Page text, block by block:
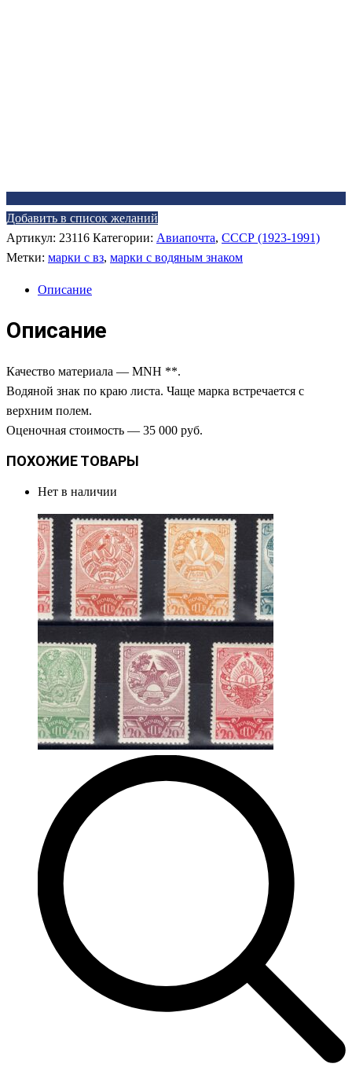
Добавить в список желаний
Артикул: 23116 Категории: Авиапочта, СССР (1923-1991)
Метки: марки с вз, марки с водяным знаком
Описание
Описание
Качество материала — MNH **.
Водяной знак по краю листа. Чаще марка встречается с
верхним полем.
Оценочная стоимость — 35 000 руб.
ПОХОЖИЕ ТОВАРЫ
Нет в наличии